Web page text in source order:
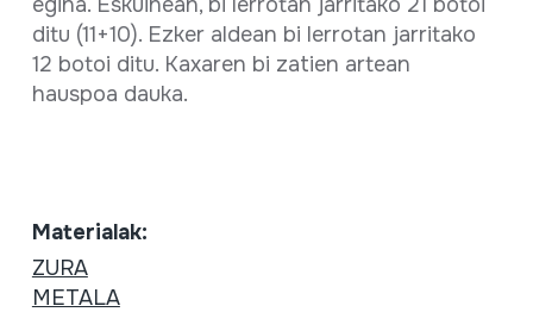
ditu (11+10). Ezker aldean bi lerrotan jarritako
12 botoi ditu. Kaxaren bi zatien artean
hauspoa dauka.
Materialak:
ZURA
METALA